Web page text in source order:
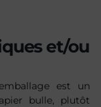
et/ou
est un
bulle, plutôt